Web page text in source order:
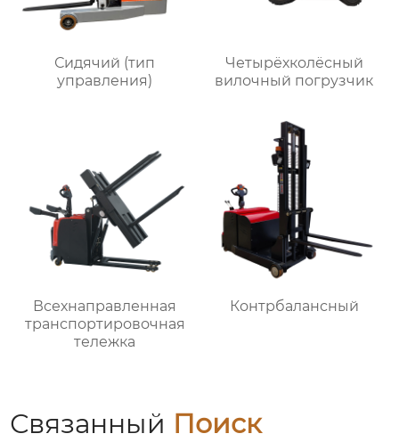
Сидячий (тип
управления)
Четырёхколёсный
вилочный погрузчик
Всехнаправленная
транспортировочная
тележка
Контрбалансный
Связанный Поиск